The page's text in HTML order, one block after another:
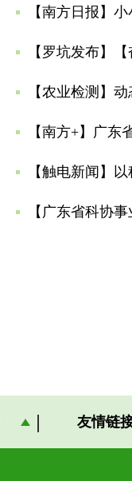
【南方日报】
【农业检测】
【南方+】广
【触电新闻】
友情链